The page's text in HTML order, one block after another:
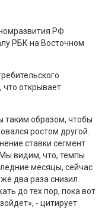
РФ
РБК на Восточном
что открывает
образом, чтобы
ростом другой.
ставки сегмент
Мы видим, что, темпы
месяцы, сейчас
два раза снизил
до тех пор, пока вот
- цитирует